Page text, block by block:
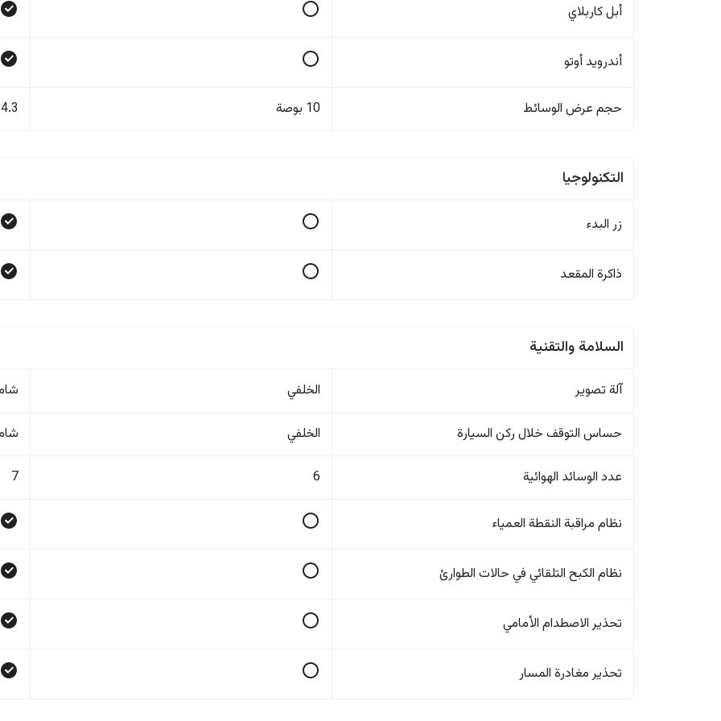
أبل كاربلاي
أندرويد أوتو
حجم عرض الوسائط 10 بوصة 14.3
التكنولوجيا
زر البدء
ذاكرة المقعد
السلامة والتقنية
آلة تصوير الخلفي
حساس التوقف خلال ركن السيارة الخلفي
عدد الوسائد الهوائية 6
7
نظام مراقبة النقطة العمياء
نظام الكبح التلقائي في حالات الطوارئ
تحذير الاصطدام الأمامي
تحذير مغادرة المسار